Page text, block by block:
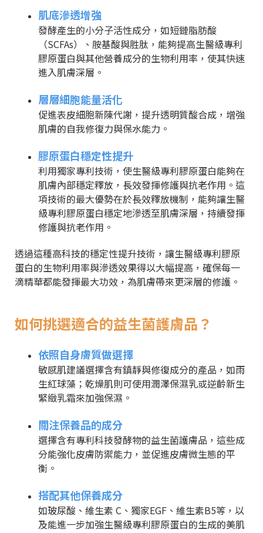
肌底滲透增強
發酵產生的小分子活性成分，如短鏈脂肪酸
（SCFAs）、胺基酸與胜肽，能夠提高生醫級專利
膠原蛋白與其他營養成分的生物利用率，使其快速
進入肌膚深層。
層層細胞能量活化
促進表皮細胞新陳代謝，提升透明質酸合成，增強
肌膚的自我修復力與保水能力。
膠原蛋白穩定性提升
利用獨家專利技術，使生醫級專利膠原蛋白能夠在
肌膚內部穩定釋放，長效發揮修護與抗老作用。這
項技術的最大優勢在於長效釋放機制，能夠讓生醫
級專利膠原蛋白穩定地滲透至肌膚深層，持續發揮
修護與抗老作用。
透過這種高科技的穩定性提升技術，讓生醫級專利膠原
蛋白的生物利用率與滲透效果得以大幅提高，確保每一
滴精華都能發揮最大功效，為肌膚帶來更深層的修護。
如何挑選適合的益生菌護膚品？
依照自身膚質做選擇
敏感肌建議選擇含有鎮靜與修復成分的產品，如雨
生紅球藻；乾燥肌則可使用潤澤保濕乳或逆齡新生
緊緻乳霜來加強保濕。
關注保養品的成分
選擇含有專利科技發酵物的益生菌護膚品，這些成
分能強化皮膚防禦能力，並促進皮膚微生態的平
衡。
搭配其他保養成分
如玻尿酸、維生素 C、獨家EGF、維生素B5等，以
及能進一步加強生醫級專利膠原蛋白的生成的美肌